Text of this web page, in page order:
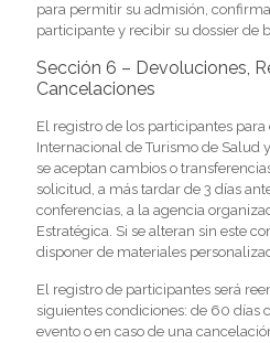
para permitir su admisión,
participante y recibir su dossier de
Sección 6 – Devoluciones,
Cancelaciones
El registro de los participantes para
Internacional de Turismo de Salud
se aceptan cambios o
solicitud, a más tardar de 3 días
conferencias, a la agencia
Estratégica. Si se alteran sin este
disponer de materiales
El registro de participantes será
siguientes condiciones: de 60 días
evento o en caso de una